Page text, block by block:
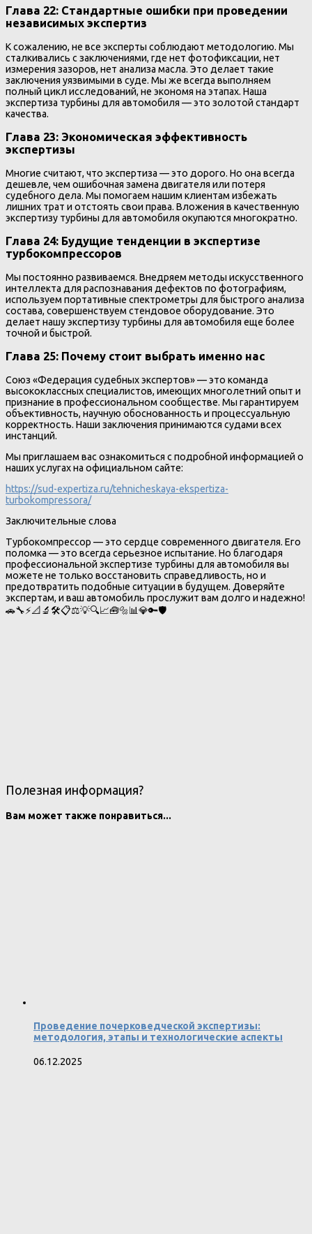
Глава 22: Стандартные ошибки при проведении
независимых экспертиз
К сожалению, не все эксперты соблюдают методологию. Мы
сталкивались с заключениями, где нет фотофиксации, нет
измерения зазоров, нет анализа масла. Это делает такие
заключения уязвимыми в суде. Мы же всегда выполняем
полный цикл исследований, не экономя на этапах. Наша
экспертиза турбины для автомобиля — это золотой стандарт
качества.
Глава 23: Экономическая эффективность
экспертизы
Многие считают, что экспертиза — это дорого. Но она всегда
дешевле, чем ошибочная замена двигателя или потеря
судебного дела. Мы помогаем нашим клиентам избежать
лишних трат и отстоять свои права. Вложения в качественную
экспертизу турбины для автомобиля окупаются многократно.
Глава 24: Будущие тенденции в экспертизе
турбокомпрессоров
Мы постоянно развиваемся. Внедряем методы искусственного
интеллекта для распознавания дефектов по фотографиям,
используем портативные спектрометры для быстрого анализа
состава, совершенствуем стендовое оборудование. Это
делает нашу экспертизу турбины для автомобиля еще более
точной и быстрой.
Глава 25: Почему стоит выбрать именно нас
Союз «Федерация судебных экспертов» — это команда
высококлассных специалистов, имеющих многолетний опыт и
признание в профессиональном сообществе. Мы гарантируем
объективность, научную обоснованность и процессуальную
корректность. Наши заключения принимаются судами всех
инстанций.
Мы приглашаем вас ознакомиться с подробной информацией о
наших услугах на официальном сайте:
https://sud-expertiza.ru/tehnicheskaya-ekspertiza-
turbokompressora/
Заключительные слова
Турбокомпрессор — это сердце современного двигателя. Его
поломка — это всегда серьезное испытание. Но благодаря
профессиональной экспертизе турбины для автомобиля вы
можете не только восстановить справедливость, но и
предотвратить подобные ситуации в будущем. Доверяйте
экспертам, и ваш автомобиль прослужит вам долго и надежно!
🚗🔧⚡📐🔬🛠️📋⚖️💡🔍📈🧰🔩📊💎🔑🛡️
Полезная информация?
Вам может также понравиться...
Проведение почерковедческой экспертизы:
методология, этапы и технологические аспекты
06.12.2025